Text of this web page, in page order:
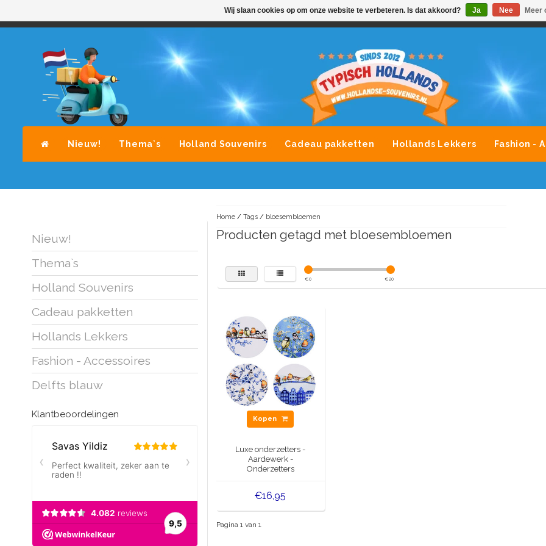
AVONDLEVERING MOGELIJK ALLE MERKEN SOUVENIRS
Nieuw! Thema`s Holland Souvenirs Cadeau pakketten Hollands Lekkers Fashion -
Nieuw!
Thema`s
Holland Souvenirs
Cadeau pakketten
Hollands Lekkers
Fashion - Accessoires
Delfts blauw
Klantbeoordelingen
Home/ Tags/ bloesembloemen
Producten getagd met bloesembloemen
€0 €20
Kopen
Luxe onderzetters -
Aardewerk -
Onderzetters
€16,95
Pagina 1 van 1
Wij slaan cookies op om onze website te verbeteren. Is dat akkoord? Ja Nee Meer